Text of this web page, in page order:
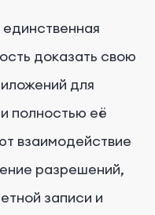
доказать свою
для
полностью её
взаимодействие
разрешений,
записи и